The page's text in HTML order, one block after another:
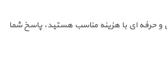
و حرفه ای با هزینه مناسب هستید، پاسخ شما